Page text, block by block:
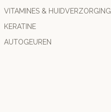
VITAMINES & HUIDVERZORGING
KERATINE
AUTOGEUREN